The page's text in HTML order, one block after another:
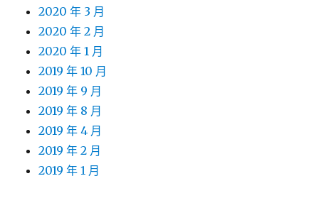
2020 年 3 月
2020 年 2 月
2020 年 1 月
2019 年 10 月
2019 年 9 月
2019 年 8 月
2019 年 4 月
2019 年 2 月
2019 年 1 月